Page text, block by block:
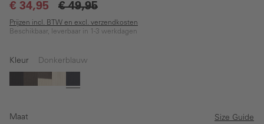
€ 34,95 € 49,95
Prijzen incl. BTW en excl. verzendkosten
Beschikbaar, leverbaar in 1-3 werkdagen
Kleur Donkerblauw
ZwartBruin BeigeDonkerblauw
Maat Size Guide